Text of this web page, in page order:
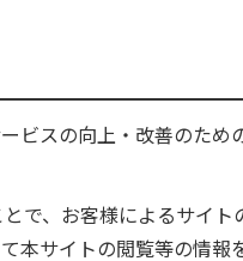
ビスの向上・改善のため
で、お客様によるサイ
本サイトの閲覧等の情報